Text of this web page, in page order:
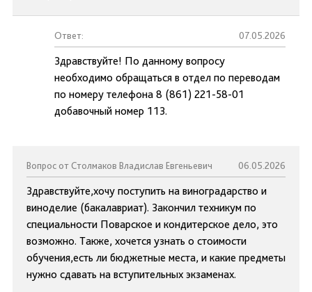
Ответ: 07.05.2026
Здравствуйте! По данному вопросу
необходимо обращаться в отдел по переводам
по номеру телефона 8 (861) 221-58-01
добавочный номер 113.
Вопрос от Столмаков Владислав Евгеньевич 06.05.2026
Здравствуйте,хочу поступить на виноградарство и
виноделие (бакалавриат). Закончил техникум по
специальности Поварское и кондитерское дело, это
возможно. Также, хочется узнать о стоимости
обучения,есть ли бюджетные места, и какие предметы
нужно сдавать на вступительных экзаменах.